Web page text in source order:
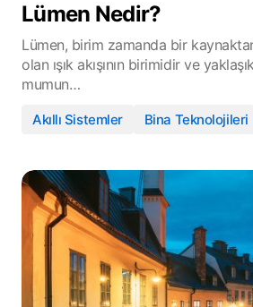
Lümen Nedir?
Lümen, birim zamanda bir kaynaktan
olan ışık akışının birimidir ve
mumun…
Akıllı Sistemler Bina Teknolojileri